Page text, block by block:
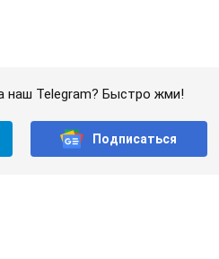
наш Telegram? Быстро жми!
Подписаться